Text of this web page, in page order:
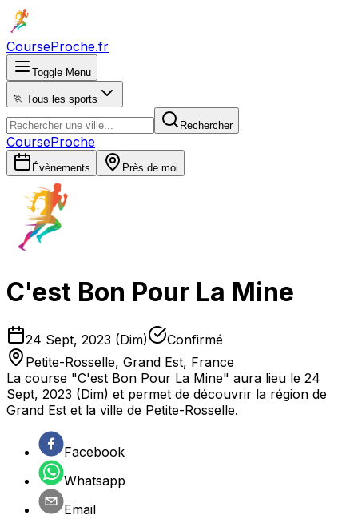
CourseProche.fr
Toggle Menu
🏃 Tous les sports
Rechercher
CourseProche
Évènements Près de moi
C'est Bon Pour La Mine
24 Sept, 2023 (Dim)
Confirmé
Petite-Rosselle, Grand Est, France
La course "C'est Bon Pour La Mine" aura lieu le 24
Sept, 2023 (Dim) et permet de découvrir la région de
Grand Est et la ville de Petite-Rosselle.
Facebook
Whatsapp
Email